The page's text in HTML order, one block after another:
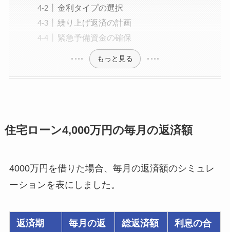
金利タイプの選択
繰り上げ返済の計画
緊急予備資金の確保
もっと見る
住宅ローン4,000万円の毎月の返済額
4000万円を借りた場合、毎月の返済額のシミュレ
ーションを表にしました。
返済期
毎月の返
総返済額
利息の合